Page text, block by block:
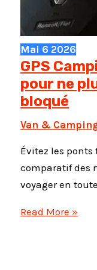
Mai 6 2026
GPS
pour ne
bloqué
Van &
Évitez les ponts
comparatif des
voyager en
GPS
Read More »